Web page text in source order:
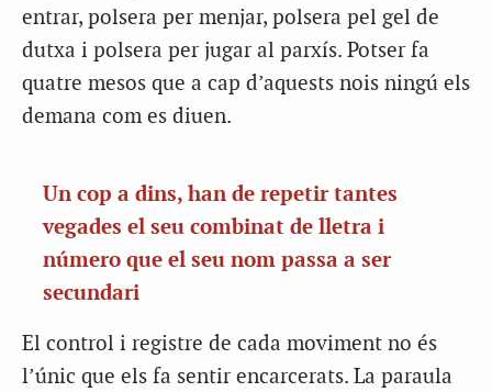
entrar, polsera per menjar, polsera pel gel de
dutxa i polsera per jugar al parxís. Potser fa
quatre mesos que a cap d’aquests nois ningú els
demana com es diuen.
Un cop a dins, han de repetir tantes
vegades el seu combinat de lletra i
número que el seu nom passa a ser
secundari
El control i registre de cada moviment no és
l’únic que els fa sentir encarcerats. La paraula